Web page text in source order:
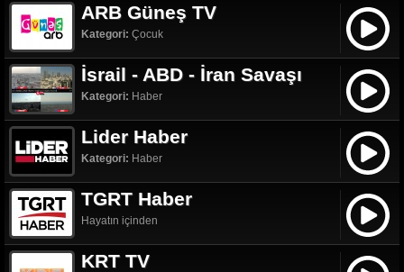
ARB Güneş TV
Kategori: Çocuk
İsrail - ABD - İran Savaşı
Kategori: Haber
Lider Haber
Kategori: Haber
TGRT Haber
Hayatın içinden
KRT TV